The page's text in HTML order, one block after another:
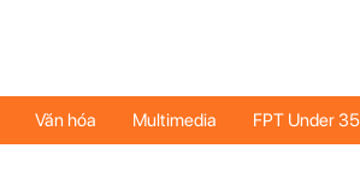
Văn hóa Multimedia FPT Under 35